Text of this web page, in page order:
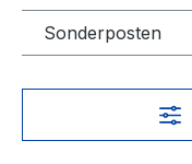
Sonderposten